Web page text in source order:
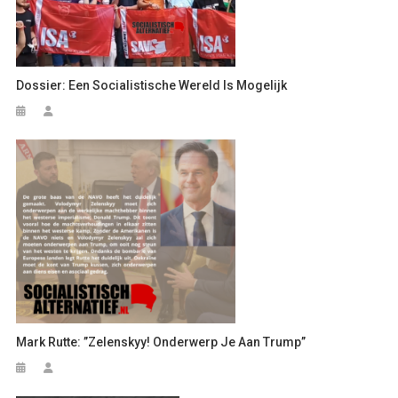
Dossier: Een Socialistische Wereld Is Mogelijk
Mark Rutte: ’’Zelenskyy! Onderwerp Je Aan Trump’’